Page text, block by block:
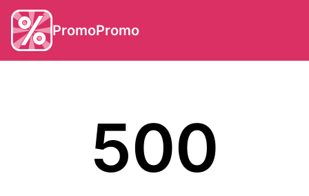
PromoPromo
500